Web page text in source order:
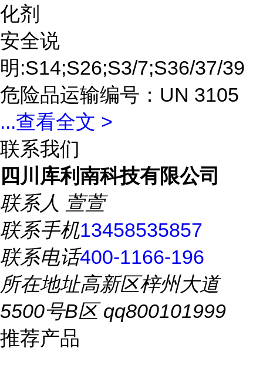
化剂
安全说
明:S14;S26;S3/7;S36/37/39
危险品运输编号：UN 3105
...查看全文 >
联系我们
四川库利南科技有限公司
联系人 萱萱
联系手机13458535857
联系电话400-1166-196
所在地址高新区梓州大道
5500号B区 qq800101999
推荐产品